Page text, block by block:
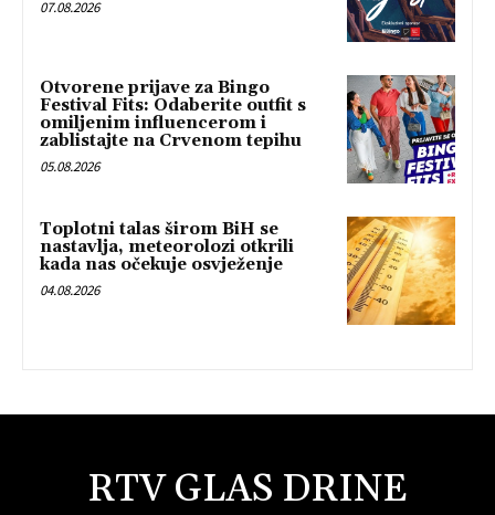
07.08.2026
Otvorene prijave za Bingo
Festival Fits: Odaberite outfit s
omiljenim influencerom i
zablistajte na Crvenom tepihu
05.08.2026
Toplotni talas širom BiH se
nastavlja, meteorolozi otkrili
kada nas očekuje osvježenje
04.08.2026
RTV GLAS DRINE